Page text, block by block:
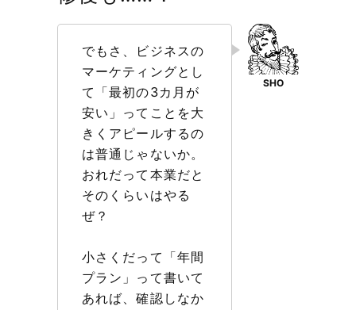
でもさ、ビジネスの
マーケティングとし
て「最初の3カ月が
安い」ってことを大
きくアピールするの
は普通じゃないか。
おれだって本業だと
そのくらいはやる
ぜ？
小さくだって「年間
プラン」って書いて
あれば、確認しなか